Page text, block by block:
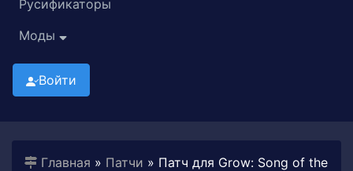
Русификаторы
Моды
Войти
Главная » Патчи » Патч для Grow: Song of the